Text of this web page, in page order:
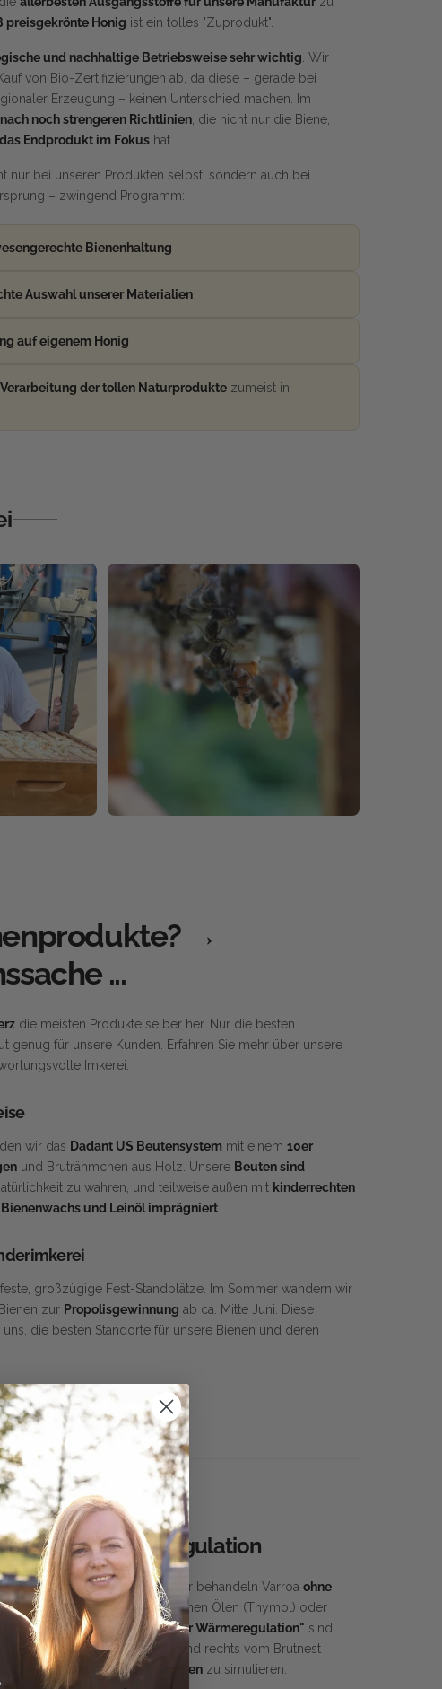
preisgekrönte Honig ist ein tolles "Zuprodukt".
und nachhaltige Betriebsweise sehr wichtig . Wir
von Bio-Zertifizierungen ab, da diese – gerade bei
Erzeugung – keinen Unterschied machen. Im
noch strengeren Richtlinien , die nicht nur die Biene,
Endprodukt im Fokus hat.
nur bei unseren Produkten selbst, sondern auch bei
– zwingend Programm:
Bienenhaltung
Auswahl unserer Materialien
auf eigenem Honig
der tollen Naturprodukte zumeist in
→
...
die meisten Produkte selber her. Nur die besten
genug für unsere Kunden. Erfahren Sie mehr über unsere
Imkerei.
wir das Dadant US Beutensystem mit einem 10er
und Bruträhmchen aus Holz. Unsere Beuten sind
zu wahren, und teilweise außen mit kinderrechten
Bienenwachs und Leinöl imprägniert
großzügige Fest-Standplätze. Im Sommer wandern wir
zur Propolisgewinnung ab ca. Mitte Juni. Diese
die besten Standorte für unsere Bienen und deren
und Wärmeregulation
Bienen liegt uns am Herzen. Wir behandeln Varroa ohne
ausschließlich mit ätherischen Ölen (Thymol) oder
Zur"Unterstützung der Wärmeregulation" sind
mit Dämmschieden links und rechts vom Brutnest
natürliches Raumvolumen zu simulieren.